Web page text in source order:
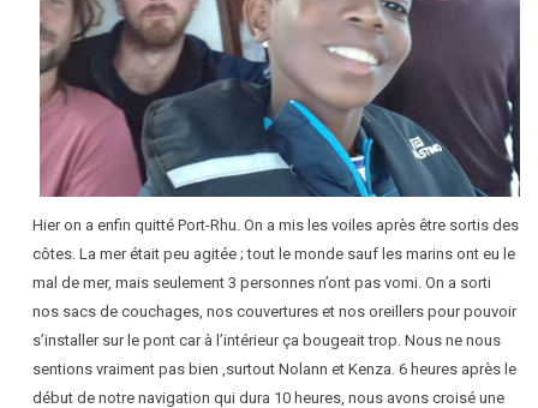
Hier on a enfin quitté Port-Rhu. On a mis les voiles après être sortis des
côtes. La mer était peu agitée ; tout le monde sauf les marins ont eu le
mal de mer, mais seulement 3 personnes n’ont pas vomi. On a sorti
nos sacs de couchages, nos couvertures et nos oreillers pour pouvoir
s’installer sur le pont car à l’intérieur ça bougeait trop. Nous ne nous
sentions vraiment pas bien ,surtout Nolann et Kenza. 6 heures après le
début de notre navigation qui dura 10 heures, nous avons croisé une